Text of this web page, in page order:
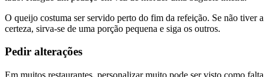
O queijo costuma ser servido perto do fim da refeição. Se não tiver a
certeza, sirva-se de uma porção pequena e siga os outros.
Pedir alterações
Em muitos restaurantes, personalizar muito pode ser visto como falta